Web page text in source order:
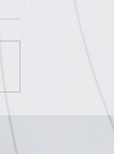
ΓΙΑ ΤΗΝ
&
ΕΝΑΝΤΙΑ